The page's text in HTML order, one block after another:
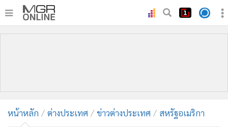
• บันเทิง
หน้าหลัก ต่างประเทศ ข่าวต่างประเทศ สหรัฐอเมริกา